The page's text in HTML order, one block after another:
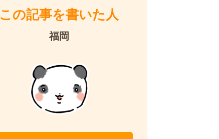
この記事を書いた人
福岡